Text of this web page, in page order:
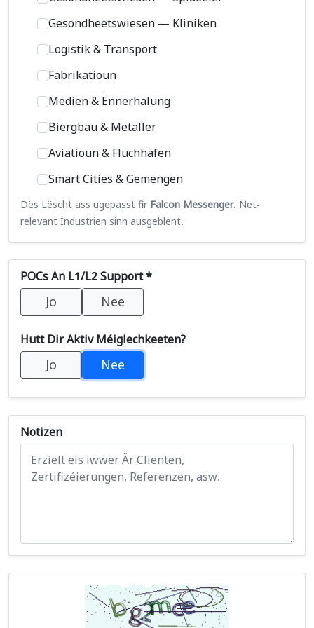
Gesondheetswiesen — Kliniken
Logistik & Transport
Fabrikatioun
Medien & Ënnerhalung
Biergbau & Metaller
Aviatioun & Fluchhäfen
Smart Cities & Gemengen
Dës Lëscht ass ugepasst firFalcon Messenger. Net-
relevant Industrien sinn ausgeblent.
POCs An L1/L2 Support *
Jo Nee
Hutt Dir Aktiv Méiglechkeeten?
Jo Nee
Notizen